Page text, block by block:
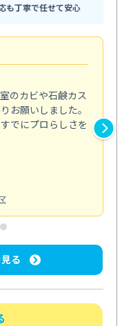
も丁寧で任せて安心
のカビや石鹸カス
お願いしました。
でにプロらしさを
る